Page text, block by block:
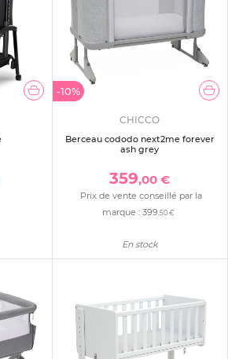
-10%
CHICCO
Berceau cododo next2me forever
ash grey
359,00 €
Prix de vente conseillé par la
marque : 399,50 €
En stock